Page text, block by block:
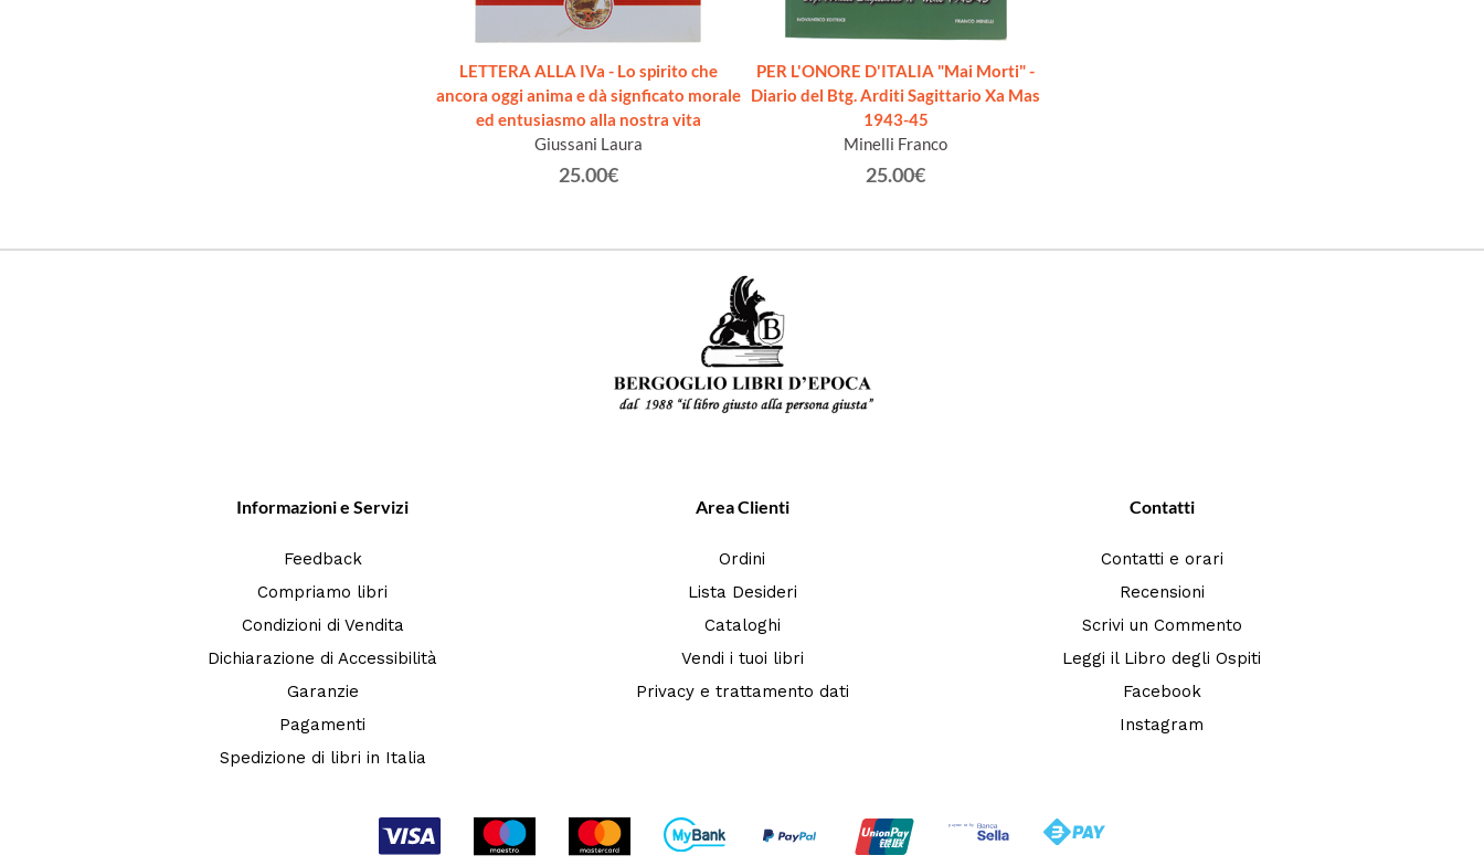
LETTERA ALLA IVa - Lo spirito che
ancora oggi anima e dà signficato morale
ed entusiasmo alla nostra vita
Giussani Laura
25.00€
PER L'ONORE D'ITALIA "Mai Morti" -
Diario del Btg. Arditi Sagittario Xa Mas
1943-45
Minelli Franco
25.00€
Informazioni e Servizi
Feedback
Compriamo libri
Condizioni di Vendita
Dichiarazione di Accessibilità
Garanzie
Pagamenti
Spedizione di libri in Italia
Area Clienti
Ordini
Lista Desideri
Cataloghi
Vendi i tuoi libri
Privacy e trattamento dati
Contatti
Contatti e orari
Recensioni
Scrivi un Commento
Leggi il Libro degli Ospiti
Facebook
Instagram